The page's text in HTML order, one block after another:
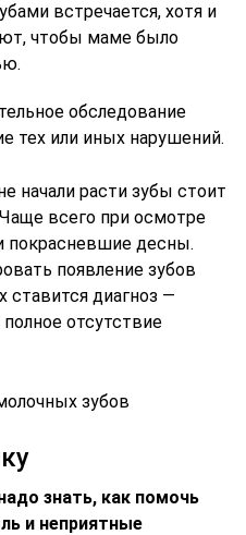
встречается, хотя и
чтобы маме было
обследование
тех или иных нарушений.
начали расти зубы стоит
всего при осмотре
покрасневшие десны.
появление зубов
ставится диагноз —
отсутствие
зубов
знать, как помочь
и неприятные